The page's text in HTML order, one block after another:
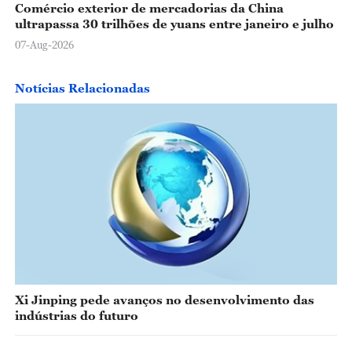
Comércio exterior de mercadorias da China
ultrapassa 30 trilhões de yuans entre janeiro e julho
07-Aug-2026
Notícias Relacionadas
Xi Jinping pede avanços no desenvolvimento das
indústrias do futuro